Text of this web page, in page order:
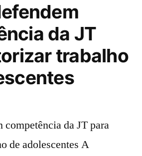
da JT
trabalho
competência da JT para
de adolescentes A